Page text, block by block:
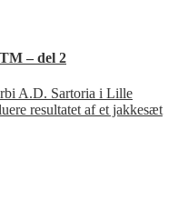
– del 2
A.D. Sartoria i Lille
resultatet af et jakkesæt